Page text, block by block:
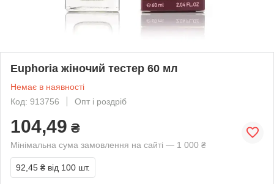
Euphoria жіночий тестер 60 мл
Немає в наявності
Код: 913756
Опт і роздріб
104,49 ₴
Мінімальна сума замовлення на сайті — 1 000 ₴
92,45 ₴ від 100 шт.